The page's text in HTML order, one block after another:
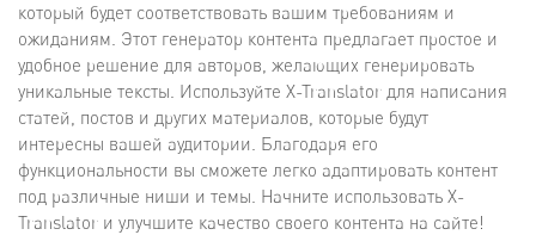
который будет соответствовать вашим требованиям и
ожиданиям. Этот генератор контента предлагает простое и
удобное решение для авторов, желающих генерировать
уникальные тексты. Используйте X-Translator для написания
статей, постов и других материалов, которые будут
интересны вашей аудитории. Благодаря его
функциональности вы сможете легко адаптировать контент
под различные ниши и темы. Начните использовать X-
Translator и улучшите качество своего контента на сайте!